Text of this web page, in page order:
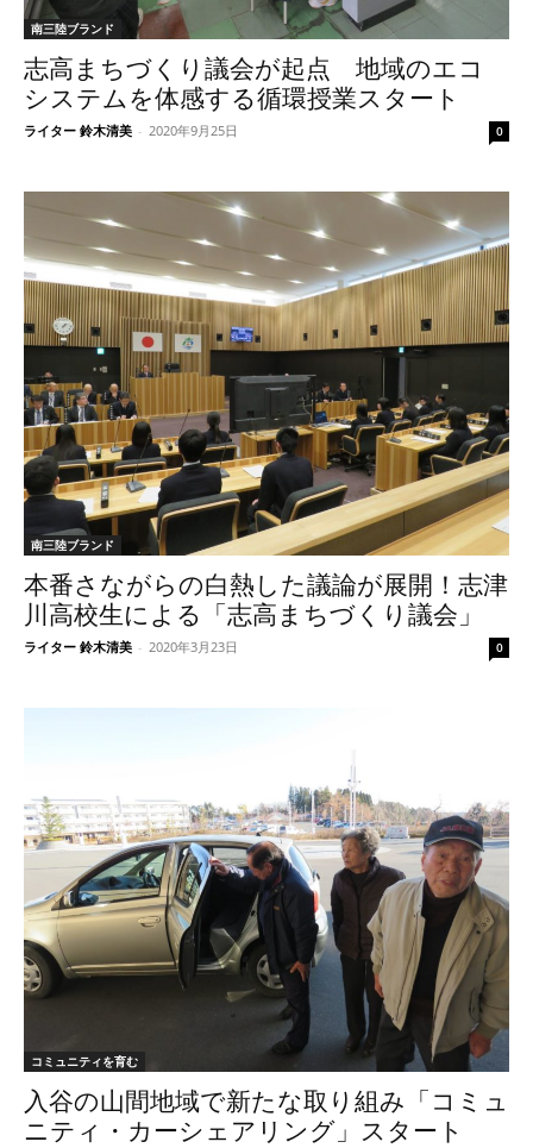
南三陸ブランド
志高まちづくり議会が起点 地域のエコ
システムを体感する循環授業スタート
ライター 鈴木清美 - 2020年9月25日 0
南三陸ブランド
本番さながらの白熱した議論が展開！志津
川高校生による「志高まちづくり議会」
ライター 鈴木清美 - 2020年3月23日 0
コミュニティを育む
入谷の山間地域で新たな取り組み「コミュ
ニティ・カーシェアリング」スタート